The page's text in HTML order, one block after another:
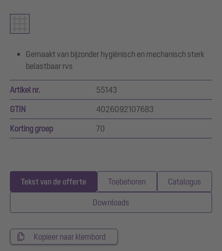
Gemaakt van bijzonder hygiënisch en mechanisch sterk
belastbaar rvs
Artikel nr. 55143
GTIN 4026092107683
Korting groep 70
Tekst van de offerte Toebehoren Catalogus
Downloads
Kopieer naar klembord